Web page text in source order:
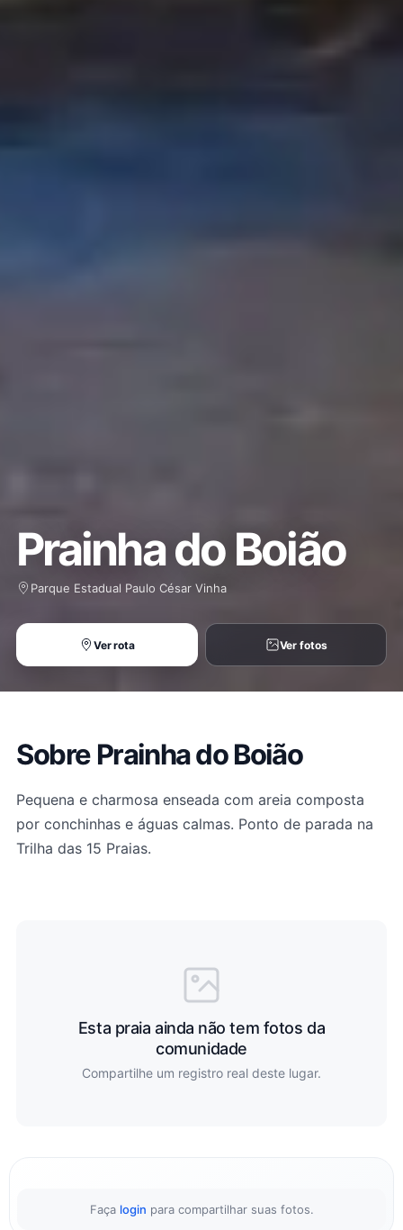
Prainha do Boião
Parque Estadual Paulo César Vinha
Ver rota Ver fotos
Sobre Prainha do Boião
Pequena e charmosa enseada com areia composta
por conchinhas e águas calmas. Ponto de parada na
Trilha das 15 Praias.
Esta praia ainda não tem fotos da
comunidade
Compartilhe um registro real deste lugar.
Faça login para compartilhar suas fotos.